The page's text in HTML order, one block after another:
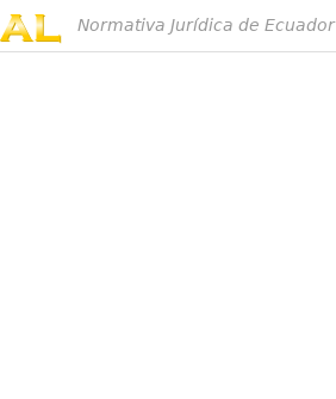
Normativa Jurídica de Ecuador